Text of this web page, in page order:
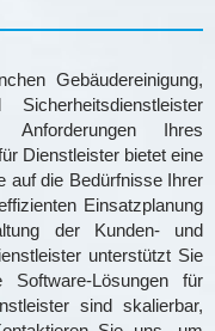
Gebäudereinigung,
Ihres
Dienstleister bietet eine
auf die Bedürfnisse Ihrer
Einsatzplanung
der Kunden- und
unterstützt Sie
Software-Lösungen für
sind skalierbar,